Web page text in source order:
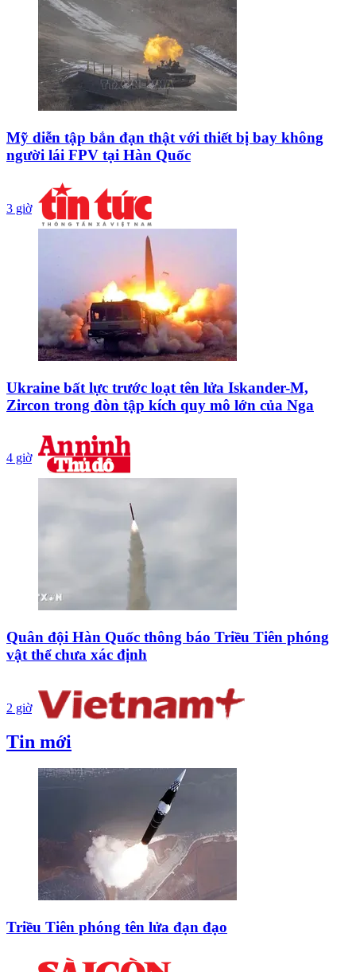
Mỹ diễn tập bắn đạn thật với thiết bị bay không
người lái FPV tại Hàn Quốc
3 giờ
Ukraine bất lực trước loạt tên lửa Iskander-M,
Zircon trong đòn tập kích quy mô lớn của Nga
4 giờ
Quân đội Hàn Quốc thông báo Triều Tiên phóng
vật thể chưa xác định
2 giờ
Tin mới
Triều Tiên phóng tên lửa đạn đạo